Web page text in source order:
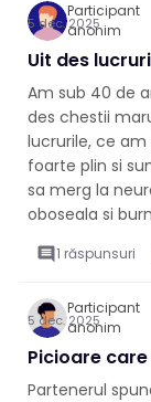
Participant
anonim
5 dec. 2025
Uit des
Am sub 40 de
des chestii
lucrurile, ce
foarte plin si
sa merg la
oboseala si
comment 1 răspunsuri
Participant
anonim
5 dec. 2025
Picioare
Partenerul